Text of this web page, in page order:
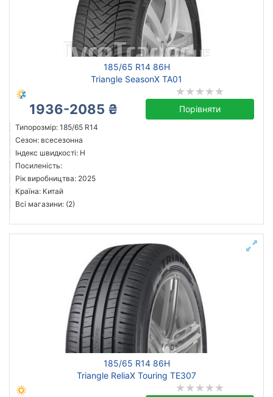
185/65 R14 86H
Triangle SeasonX TA01
1936-2085 ₴ Порівняти
Типорозмір: 185/65 R14
Сезон: всесезонна
Індекс швидкості: H
Посиленість:
Рік виробництва: 2025
Країна: Китай
Всі магазини: (2)
185/65 R14 86H
Triangle ReliaX Touring TE307